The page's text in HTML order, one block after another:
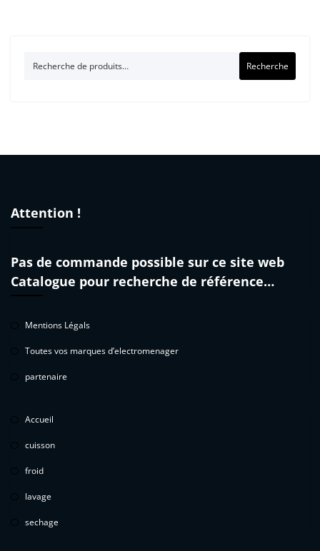
Recherche
Attention !
Pas de commande possible sur ce site web
Catalogue pour recherche de référence…
Mentions Légals
Toutes vos marques d’electromenager
partenaire
Accueil
cuisson
froid
lavage
sechage